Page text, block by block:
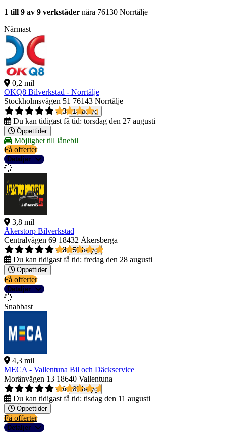
1 till 9 av 9 verkstäder nära 76130 Norrtälje
Närmast
0,2 mil
OKQ8 Bilverkstad - Norrtälje
Stockholmsvägen 51 76143 Norrtälje
4,3
14 betyg
Du kan tidigast få tid: torsdag den 27 augusti
Öppettider
Möjlighet till lånebil
Få offerter
Detaljer
3,8 mil
Åkerstorp Bilverkstad
Centralvägen 69 18432 Åkersberga
4,8
50 betyg
Du kan tidigast få tid: fredag den 28 augusti
Öppettider
Få offerter
Detaljer
Snabbast
4,3 mil
MECA - Vallentuna Bil och Däckservice
Moränvägen 13 18640 Vallentuna
4,6
89 betyg
Du kan tidigast få tid: tisdag den 11 augusti
Öppettider
Få offerter
Detaljer